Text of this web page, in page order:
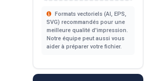
Formats vectoriels (AI, EPS,
SVG) recommandés pour une
meilleure qualité d'impression.
Notre équipe peut aussi vous
aider à préparer votre fichier.